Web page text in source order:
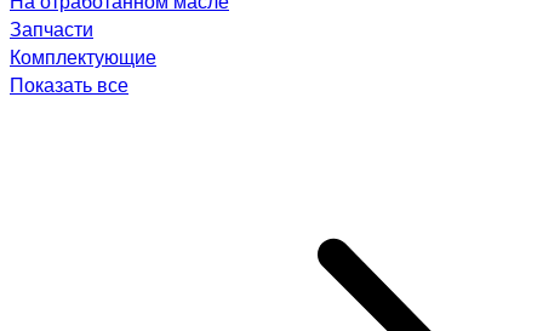
Запчасти
Комплектующие
Показать все